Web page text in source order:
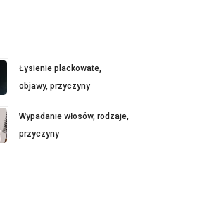
Łysienie plackowate,
objawy, przyczyny
Wypadanie włosów, rodzaje,
przyczyny